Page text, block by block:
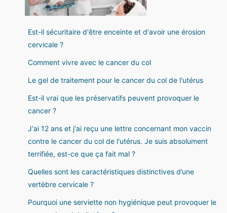
Est-il sécuritaire d'être enceinte et d'avoir une érosion
cervicale ?
Comment vivre avec le cancer du col
Le gel de traitement pour le cancer du col de l'utérus
Est-il vrai que les préservatifs peuvent provoquer le
cancer ?
J'ai 12 ans et j'ai reçu une lettre concernant mon vaccin
contre le cancer du col de l'utérus. Je suis absolument
terrifiée, est-ce que ça fait mal ?
Quelles sont les caractéristiques distinctives d’une
vertèbre cervicale ?
Pourquoi une serviette non hygiénique peut provoquer le